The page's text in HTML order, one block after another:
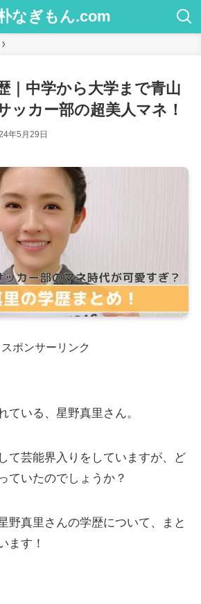
なぎもん.com
｜中学から大学まで青山
ッカー部の超美人マネ！
年5月29日
スポンサーリンク
ている、星野真里さん。
て芸能界入りをしていますが、ど
ていたのでしょうか？
野真里さんの学歴について、まと
ます！